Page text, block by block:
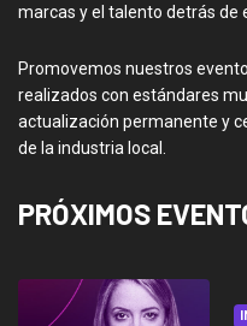
marcas y el talento detrás de
Promovemos nuestros
realizados con estándares
actualización permanente y
de la industria local.
PRÓXIMOS